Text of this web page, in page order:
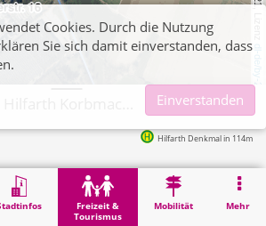
2021, Lizenz
dl-de/by-2-0
Freizeit &
Tourismus
Mobilität Mehr
Hilfarth Denkmal in 114m
Kultur Hückelhoven, Hilfarth Korbmachermuseum
Cookies. Durch die Nutzung
Sie sich damit einverstanden, dass
Einverstanden